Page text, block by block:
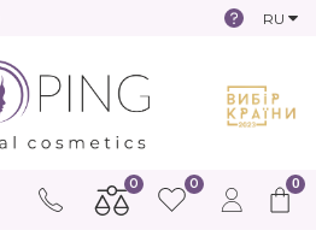
RU
0
0 0